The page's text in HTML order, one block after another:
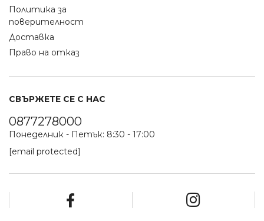
Политика за
поверителност
Доставка
Право на отказ
СВЪРЖЕТЕ СЕ С НАС
0877278000
Понеделник - Петък: 8:30 - 17:00
[email protected]